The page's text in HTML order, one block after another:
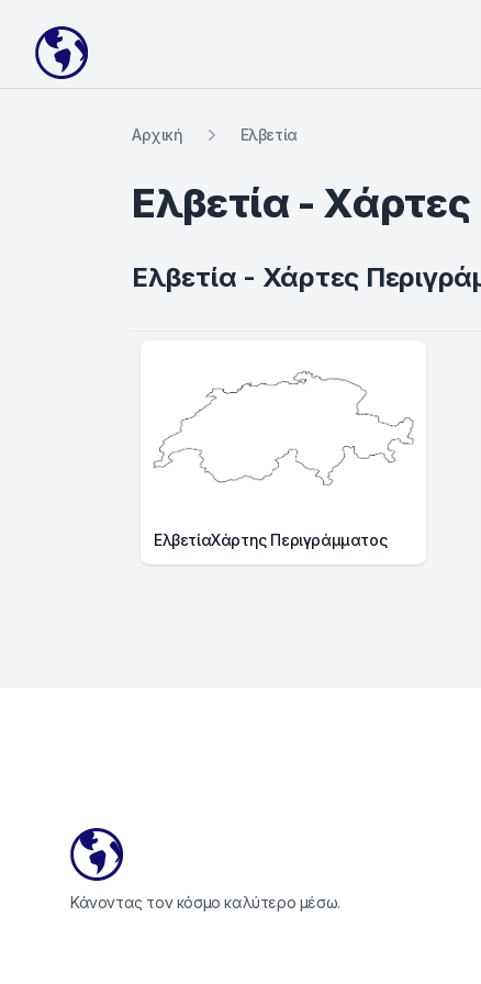
Your Company
Αρχική Ελβετία
Ελβετία -
Ελβετία - Χάρτες
ΕλβετίαΧάρτης Περιγράμματος
Κάνοντας τον κόσμο καλύτερο μέσω.